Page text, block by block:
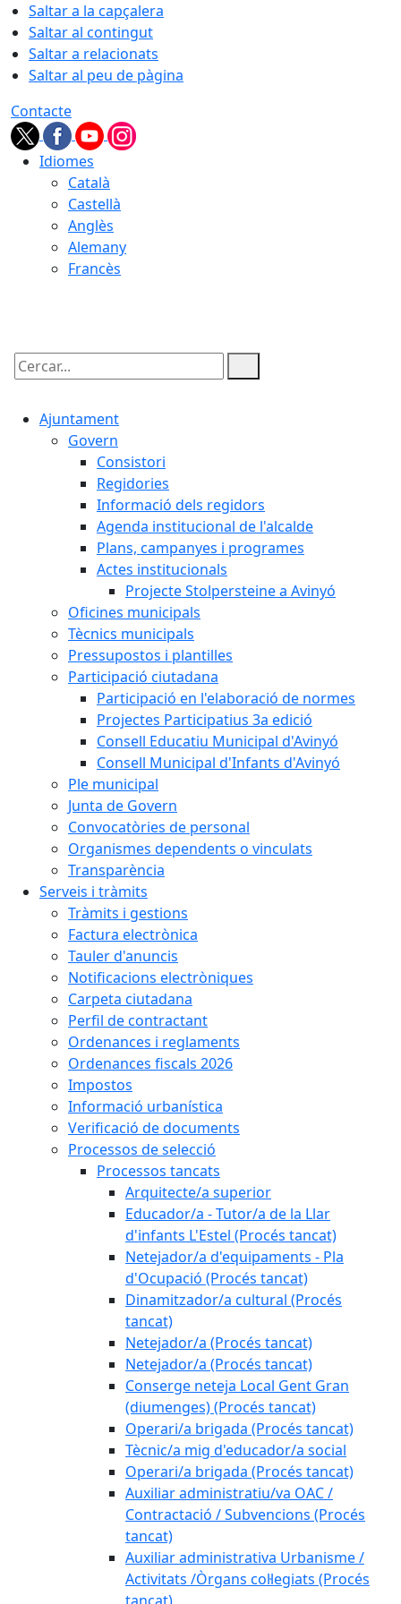
Saltar a la capçalera
Saltar al contingut
Saltar a relacionats
Saltar al peu de pàgina
Contacte
Idiomes
Català
Castellà
Anglès
Alemany
Francès
Cercar:
Ajuntament
Govern
Consistori
Regidories
Informació dels regidors
Agenda institucional de l'alcalde
Plans, campanyes i programes
Actes institucionals
Projecte Stolpersteine a Avinyó
Oficines municipals
Tècnics municipals
Pressupostos i plantilles
Participació ciutadana
Participació en l'elaboració de normes
Projectes Participatius 3a edició
Consell Educatiu Municipal d'Avinyó
Consell Municipal d'Infants d'Avinyó
Ple municipal
Junta de Govern
Convocatòries de personal
Organismes dependents o vinculats
Transparència
Serveis i tràmits
Tràmits i gestions
Factura electrònica
Tauler d'anuncis
Notificacions electròniques
Carpeta ciutadana
Perfil de contractant
Ordenances i reglaments
Ordenances fiscals 2026
Impostos
Informació urbanística
Verificació de documents
Processos de selecció
Processos tancats
Arquitecte/a superior
Educador/a - Tutor/a de la Llar
d'infants L'Estel (Procés tancat)
Netejador/a d'equipaments - Pla
d'Ocupació (Procés tancat)
Dinamitzador/a cultural (Procés
tancat)
Netejador/a (Procés tancat)
Netejador/a (Procés tancat)
Conserge neteja Local Gent Gran
(diumenges) (Procés tancat)
Operari/a brigada (Procés tancat)
Tècnic/a mig d'educador/a social
Operari/a brigada (Procés tancat)
Auxiliar administratiu/va OAC /
Contractació / Subvencions (Procés
tancat)
Auxiliar administrativa Urbanisme /
Activitats /Òrgans col·legiats (Procés